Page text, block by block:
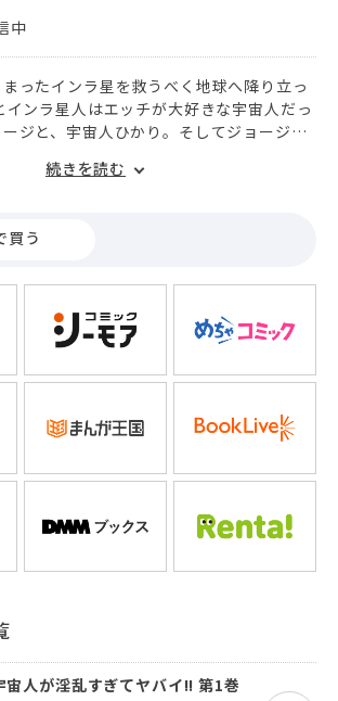
中
ったインラ星を救うべく地球へ降り立っ
インラ星人はエッチが大好きな宇宙人だっ
ジと、宇宙人ひかり。そしてジョージが
る……！！
続きを読む
買う
宙人が淫乱すぎてヤバイ!! 第1巻